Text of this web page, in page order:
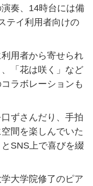
奏、14時台には備
テイ利用者向けの
用者から寄せられ
「花は咲く」など
ラボレーションも
ずさんだり、手拍
間を楽しんでいた
SNS上で喜びを綴
大学院修了のピア